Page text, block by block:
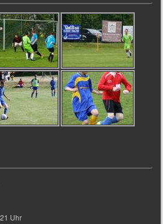
Uhr